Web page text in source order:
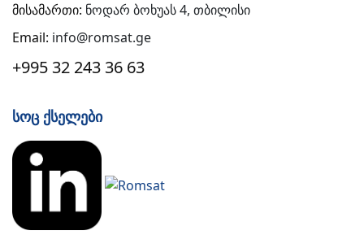
მისამართი: ნოდარ ბოხუას 4, თბილისი
Email: info@romsat.ge
+995 32 243 36 63
Სოც Ქსელები